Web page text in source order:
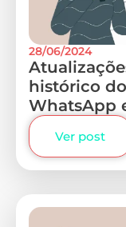
28/06/2024
histórico
WhatsApp
Ver post